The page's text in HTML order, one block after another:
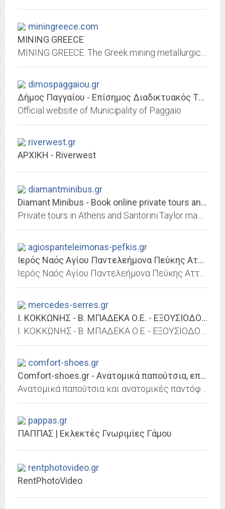
miningreece.com
MINING GREECE
dimospaggaiou.gr
Δήμος Παγγαίου - Επίσημος Διαδικτυακός Τόπος
Official website of Municipality of Paggaio
riverwest.gr
ΑΡΧΙΚΗ - Riverwest
diamantminibus.gr
Diamant Minibus - Book online private tours and trasfers
agiospanteleimonas-pefkis.gr
Ιερός Ναός Αγίου Παντελεήμονα Πεύκης Αττικής
mercedes-serres.gr
Ι. ΚΟΚΚΩΝΗΣ - Β. ΜΠΑΔΕΚΑ Ο.Ε. - ΕΞΟΥΣΙΟΔΟΤΗΜΕΝΟΣ ΕΠΙΣΚΕΥΑΣΤΗΣ MERCEDES-BENZ -...
comfort-shoes.gr
Comfort-shoes.gr - Ανατομικά παπούτσια, επαγγελματικά σαμπό, παιδικά, ανδρικά,
pappas.gr
ΠΑΠΠΑΣ | Εκλεκτές Γνωριμίες Γάμου
rentphotovideo.gr
RentPhotoVideo